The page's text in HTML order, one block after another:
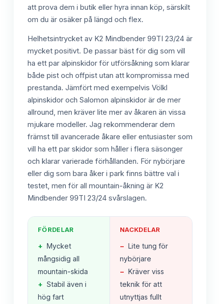
att prova dem i butik eller hyra innan köp, särskilt
om du är osäker på längd och flex.
Helhetsintrycket av K2 Mindbender 99TI 23/24 är
mycket positivt. De passar bäst för dig som vill
ha ett par alpinskidor för utförsåkning som klarar
både pist och offpist utan att kompromissa med
prestanda. Jämfört med exempelvis Völkl
alpinskidor och Salomon alpinskidor är de mer
allround, men kräver lite mer av åkaren än vissa
mjukare modeller. Jag rekommenderar dem
främst till avancerade åkare eller entusiaster som
vill ha ett par skidor som håller i flera säsonger
och klarar varierade förhållanden. För nybörjare
eller dig som bara åker i park finns bättre val i
testet, men för all mountain-åkning är K2
Mindbender 99TI 23/24 svårslagen.
FÖRDELAR
+ Mycket
mångsidig all
mountain-skida
+ Stabil även i
hög fart
NACKDELAR
− Lite tung för
nybörjare
− Kräver viss
teknik för att
utnyttjas fullt